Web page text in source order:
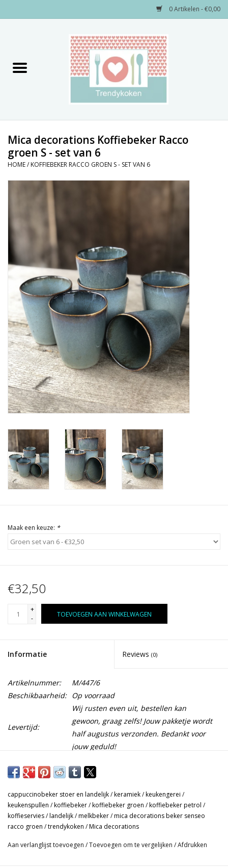
0 Artikelen - €0,00
Decoratie
Keukengerei
Alles zien
NIEUW!
Sale!
Kleuren
Mica decorations Koffiebeker Racco
groen S - set van 6
HOME/ KOFFIEBEKER RACCO GROEN S - SET VAN 6
Maak een keuze: *
€32,50
+
-
TOEVOEGEN AAN WINKELWAGEN
Informatie Reviews (0)
Artikelnummer:
M/447/6
Beschikbaarheid: Op voorraad
Levertijd:
Wij rusten even uit, bestellen kan
gewoon, graag zelfs! Jouw pakketje wordt
half augustus verzonden. Bedankt voor
jouw geduld!
Deze aardewerk drinkbekers is uit de serie 'Racco' van het merk
Elke beker is anders, doordat ze handgemaakt zijn ontstaan
tijdens het bakproces de mooiste variaties. Kleine imperfecties
horen bij dit aardewerk servies.
- Set van 6 drinkbekers in gemêleerd groen/petrol, de perfecte
cappuccinobeker stoer en landelijk/keramiek/keukengerei /
keukenspullen /koffiebeker/koffiebeker groen /koffiebeker petrol /
koffieservies/landelijk/melkbeker/mica decorations beker senseo
racco groen /trendykoken /Mica decorations
Aan verlanglijst toevoegen /Toevoegen om te vergelijken /Afdrukken